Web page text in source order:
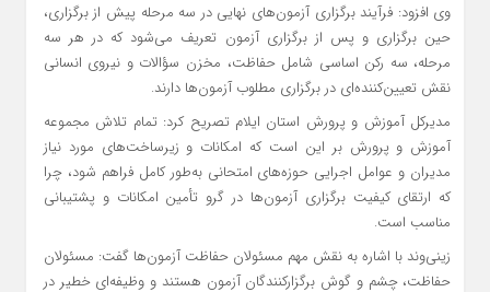
وی افزود: فرآیند برگزاری آزمون‌های نهایی در سه مرحله پیش از برگزاری،
حین برگزاری و پس از برگزاری آزمون تعریف می‌شود که در هر سه
مرحله، سه رکن اساسی شامل حفاظت، مخزن سؤالات و نیروی انسانی
نقش تعیین‌کننده‌ای در برگزاری مطلوب آزمون‌ها دارند.
مدیرکل آموزش و پرورش استان ایلام تصریح کرد: تمام تلاش مجموعه
آموزش و پرورش بر این است که امکانات و زیرساخت‌های مورد نیاز
مدیران و عوامل اجرایی حوزه‌های امتحانی به‌طور کامل فراهم شود، چرا
که ارتقای کیفیت برگزاری آزمون‌ها در گرو تأمین امکانات و پشتیبانی
مناسب است.
زینی‌وند با اشاره به نقش مهم مسئولان حفاظت آزمون‌ها گفت: مسئولان
حفاظت، چشم و گوش برگزارکنندگان آزمون هستند و وظیفه‌ای خطیر در